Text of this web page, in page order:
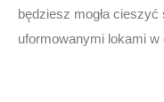
będziesz mogła
uformowanymi lokami w